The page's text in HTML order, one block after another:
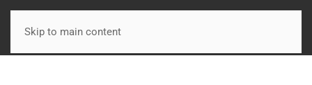
Skip to main content